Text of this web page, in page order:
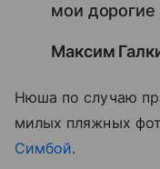
мои дорогие
Максим
Нюша по случаю
милых пляжных
Симбой.